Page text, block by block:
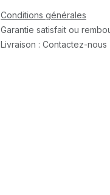
Conditions générales
Garantie satisfait ou
Livraison : Contactez-nous